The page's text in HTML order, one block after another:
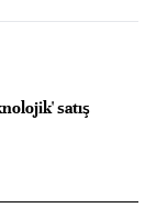
satış